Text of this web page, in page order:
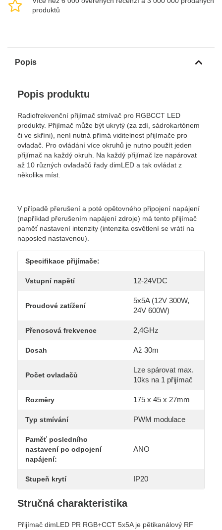
produktů
Popis
Popis produktu
Radiofrekvenční přijímač stmívač pro RGBCCT LED
produkty. Přijímač může být ukrytý (za zdí, sádrokartónem
či ve skříni), není nutná přímá viditelnost přijímače pro
ovladač. Pro ovládání více okruhů je nutno použít jeden
přijímač na každý okruh. Na každý přijímač lze napárovat
až 10 různých ovladačů řady dimLED a tak ovládat z
několika míst.
V případě přerušení a poté opětovného připojení napájení
(například přerušením napájení zdroje) má tento přijímač
paměť nastavení intenzity (intenzita osvětlení se vrátí na
naposled nastavenou).
Specifikace přijímače:
Vstupní napětí 12-24VDC
Proudové zatížení
5x5A (12V 300W,
24V 600W)
Přenosová frekvence 2,4GHz
Dosah Až 30m
Počet ovladačů
Lze spárovat max.
10ks na 1 přijímač
Rozměry 175 x 45 x 27mm
Typ stmívání PWM modulace
Paměť posledního
nastavení po odpojení
napájení:
ANO
Stupeň krytí IP20
Stručná charakteristika
Přijímač dimLED PR RGB+CCT 5x5A je pětikanálový RF